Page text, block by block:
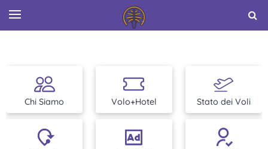
Chi Siamo Volo+Hotel Stato dei Voli